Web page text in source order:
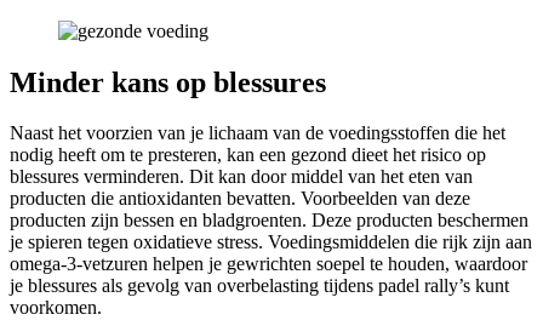
Minder kans op blessures
Naast het voorzien van je lichaam van de voedingsstoffen die het
nodig heeft om te presteren, kan een gezond dieet het risico op
blessures verminderen. Dit kan door middel van het eten van
producten die antioxidanten bevatten. Voorbeelden van deze
producten zijn bessen en bladgroenten. Deze producten beschermen
je spieren tegen oxidatieve stress. Voedingsmiddelen die rijk zijn aan
omega-3-vetzuren helpen je gewrichten soepel te houden, waardoor
je blessures als gevolg van overbelasting tijdens padel rally’s kunt
voorkomen.